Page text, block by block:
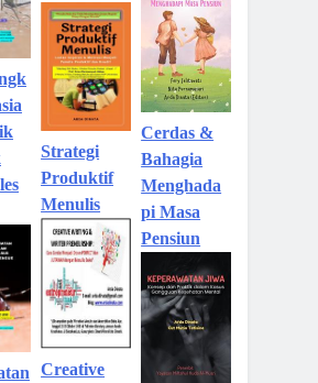
Strategi
Produktif
Menulis
Creative
Cerdas &
Bahagia
Menghada
pi Masa
Pensiun